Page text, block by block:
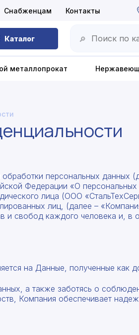
Каталог 🔎
металлопрокат
Снабженцам Контакты
персональных данных
Федерации «О
лица (ООО
лиц, (далее –
свобод каждого человека и, в
на Данные, полученные как
а также заботясь о
Компания обеспечивает